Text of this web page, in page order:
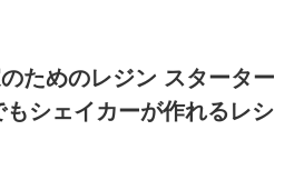
のためのレジン スターター
シェイカーが作れるレシ